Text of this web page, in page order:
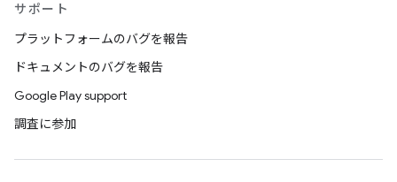
サポート
プラットフォームのバグを報告
ドキュメントのバグを報告
Google Play support
調査に参加